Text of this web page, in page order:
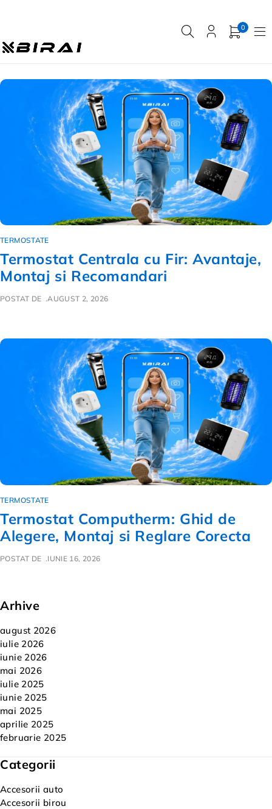
0
TERMOSTATE
Termostat Centrala cu Fir: Avantaje,
Montaj si Recomandari
POSTAT DE AUGUST 2, 2026
TERMOSTATE
Termostat Computherm: Ghid de
Alegere, Montaj si Reglare Corecta
POSTAT DE IUNIE 16, 2026
Arhive
august 2026
iulie 2026
iunie 2026
mai 2026
iulie 2025
iunie 2025
mai 2025
aprilie 2025
februarie 2025
Categorii
Accesorii auto
Accesorii birou